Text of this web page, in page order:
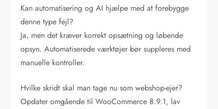
Kan automatisering og AI hjælpe med at forebygge
denne type fejl?
Ja, men det kræver korrekt opsætning og løbende
opsyn. Automatiserede værktøjer bør suppleres med
manuelle kontroller.
Hvilke skridt skal man tage nu som webshop-ejer?
Opdater omgående til WooCommerce 8.9.1, lav